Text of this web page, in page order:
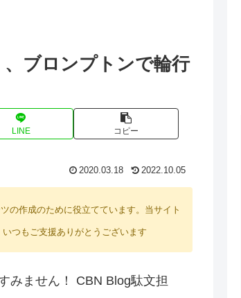
ブロンプトンで輪行
LINE コピー
2020.03.18 2022.10.05
の作成のために役立てています。当サイト
つもご支援ありがとうございます
ません！ CBN Blog駄文担